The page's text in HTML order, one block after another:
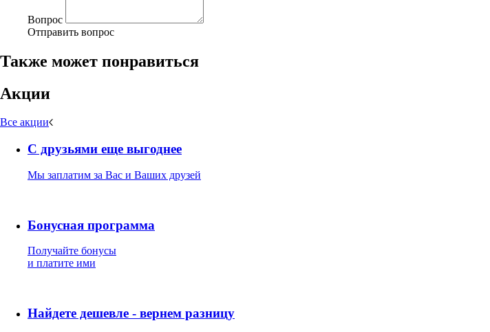
Вопрос
Отправить вопрос
Также может понравиться
Акции
Все акции
С друзьями еще выгоднее
Мы заплатим за Вас и Ваших друзей
Бонусная программа
Получайте бонусы
и платите ими
Найдете дешевле - вернем разницу